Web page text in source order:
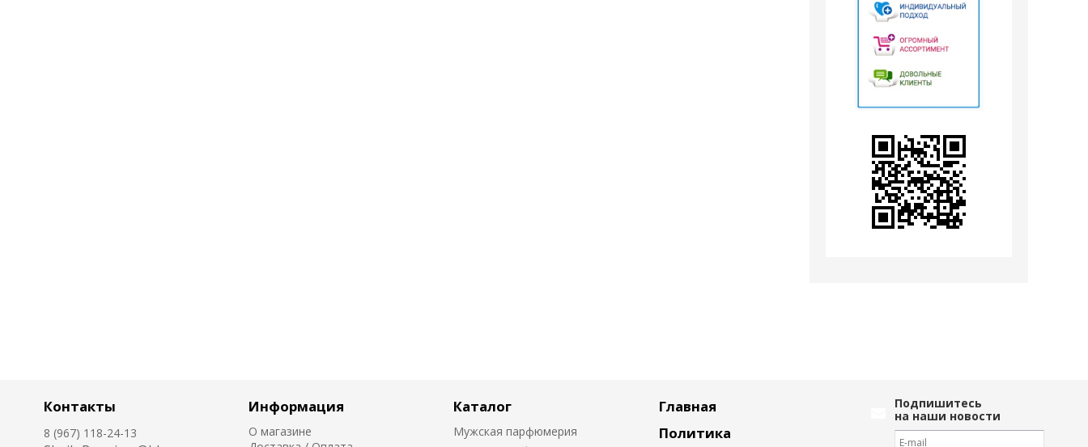
Контакты
8 (967) 118-24-13
Информация
О магазине
Каталог
Мужская парфюмерия
Главная
Политика
Подпишитесь
на наши новости